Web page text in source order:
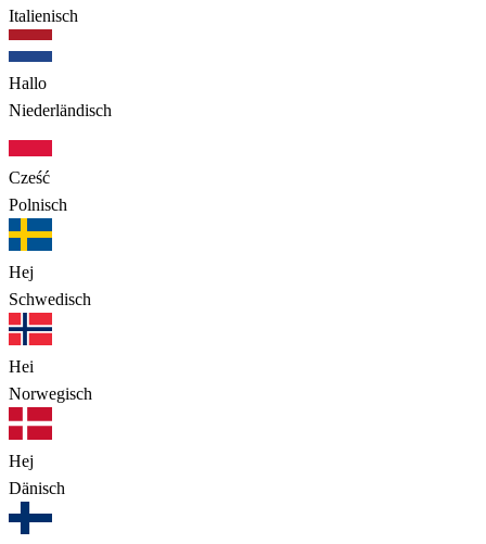
Italienisch
Hallo
Niederländisch
Cześć
Polnisch
Hej
Schwedisch
Hei
Norwegisch
Hej
Dänisch